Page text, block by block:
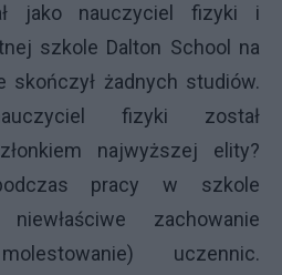
jako nauczyciel fizyki i
szkole Dalton School na
skończył żadnych studiów.
fizyki został
najwyższej elity?
pracy w szkole
zachowanie
uczennic.